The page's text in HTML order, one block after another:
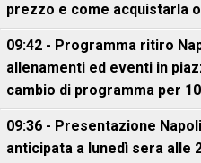
prezzo e come acquistarla
09:42 - Programma ritiro
allenamenti ed eventi in
cambio di programma per
09:36 - Presentazione
anticipata a lunedì sera alle